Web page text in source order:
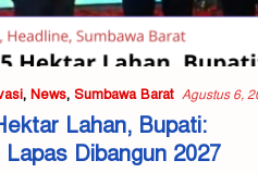
, News, Sumbawa Barat Agustus 6,
Lahan, Bupati:
Lapas Dibangun 2027